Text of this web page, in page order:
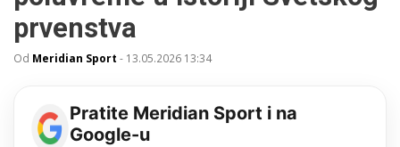
prvenstva
Od Meridian Sport - 13.05.2026 13:34
Pratite Meridian Sport i na
Google-u